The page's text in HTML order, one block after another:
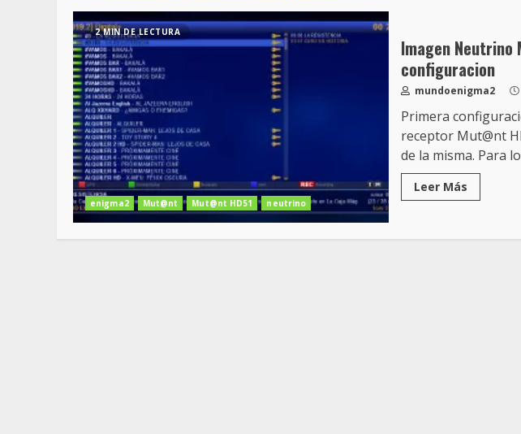
2 MIN DE LECTURA
enigma2 Mut@nt Mut@nt HD51 neutrino
Imagen Neutrino
configuracion
mundoenigma2
Primera
receptor Mut@nt
de la misma. Para
Leer Más